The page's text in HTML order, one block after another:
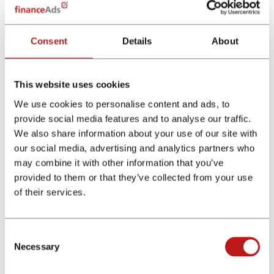
Consent Details About
This website uses cookies
We use cookies to personalise content and ads, to
provide social media features and to analyse our traffic.
We also share information about your use of our site with
our social media, advertising and analytics partners who
may combine it with other information that you’ve
provided to them or that they’ve collected from your use
of their services.
Selection
Necessary
tácticas para descubrir qué funciona mejor para tu audiencia.
¿Cómo se obtienen comisiones de afiliado
en el sector financiero?
promover productos o servicios de terceros a través de tus
Estas comisiones se obtienen cuando alguien
realiza una acción
específica, como una compra, un registro o un clic, después de
interactuar con tu enlace de afiliado.
Proceso de obtención de comisiones de afiliados